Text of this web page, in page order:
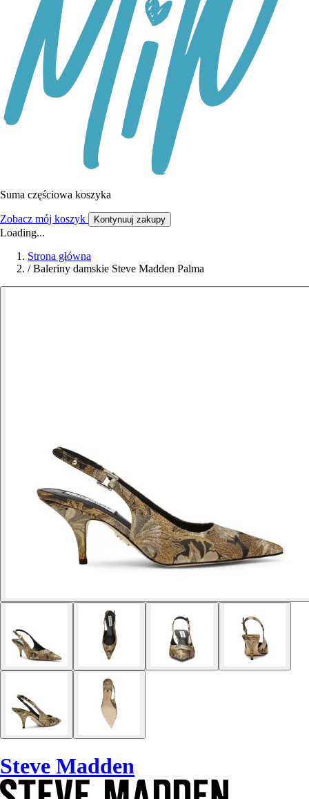
Suma częściowa koszyka
Zobacz mój koszyk Kontynuuj zakupy
Loading...
Strona główna
/ Baleriny damskie Steve Madden Palma
Steve Madden